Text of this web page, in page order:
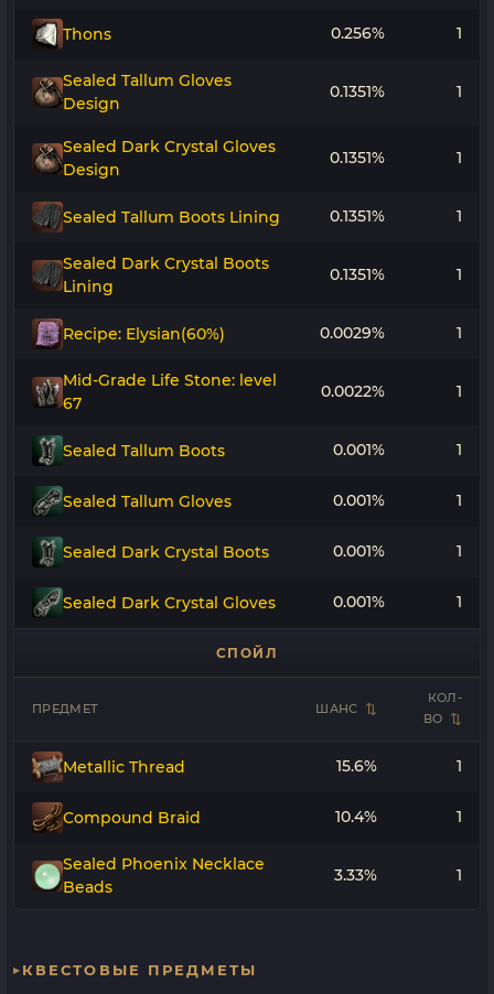
Thons 0.256% 1
Sealed Tallum Gloves
Design
0.1351% 1
Sealed Dark Crystal Gloves
Design
0.1351% 1
Sealed Tallum Boots Lining 0.1351% 1
Sealed Dark Crystal Boots
Lining
0.1351% 1
Recipe: Elysian(60%) 0.0029% 1
Mid-Grade Life Stone: level
67
0.0022% 1
Sealed Tallum Boots 0.001% 1
Sealed Tallum Gloves 0.001% 1
Sealed Dark Crystal Boots 0.001% 1
Sealed Dark Crystal Gloves 0.001% 1
СПОЙЛ
ПРЕДМЕТ ШАНС
КОЛ-
ВО
Metallic Thread 15.6% 1
Compound Braid 10.4% 1
Sealed Phoenix Necklace
Beads
3.33% 1
КВЕСТОВЫЕ ПРЕДМЕТЫ